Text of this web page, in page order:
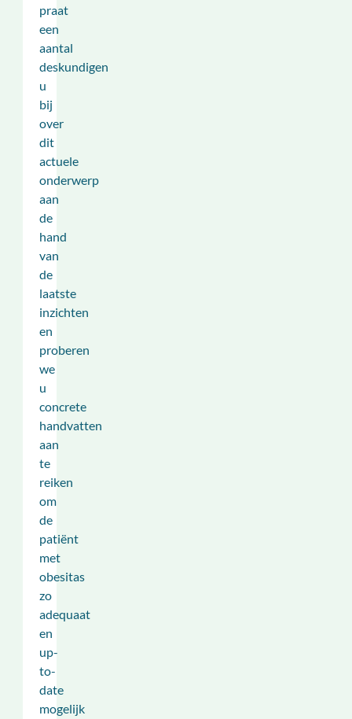
praat
een
aantal
deskundigen
u
bij
over
dit
actuele
onderwerp
aan
de
hand
van
de
laatste
inzichten
en
proberen
we
u
concrete
handvatten
aan
te
reiken
om
de
patiënt
met
obesitas
zo
adequaat
en
up-
to-
date
mogelijk